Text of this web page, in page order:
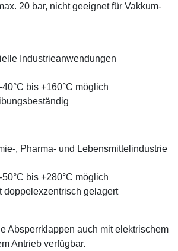
20 bar, nicht geeignet für Vakkum-
Industrieanwendungen
bis +160°C möglich
, Pharma- und Lebensmittelindustrie
bis +280°C möglich
doppelexzentrisch gelagert
Absperrklappen auch mit elektrischem
Antrieb verfügbar.